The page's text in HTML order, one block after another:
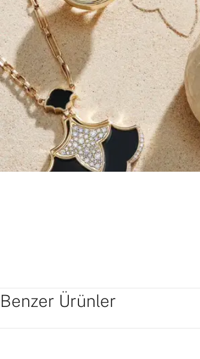
Benzer Ürünler